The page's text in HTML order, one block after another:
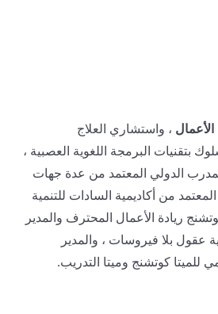
، واستشاري العلاج
بتقنيات البرمجة اللغوية العصبية ،
الدولي المعتمد من عدة جهات
من أكاديمية السادات للتنمية
ريادة الأعمال المحترف والمدير
عقول بلا فيروسات ، والمدير
للميتا كوتشنج وميتا التدريب.